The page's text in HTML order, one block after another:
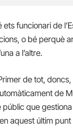
funcionari de
o bé perquè
a l’altre.
de tot,
de
que
aquest últim